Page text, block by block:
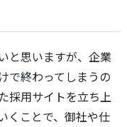
と思いますが、企業
で終わってしまうの
採用サイトを立ち上
くことで、御社や仕